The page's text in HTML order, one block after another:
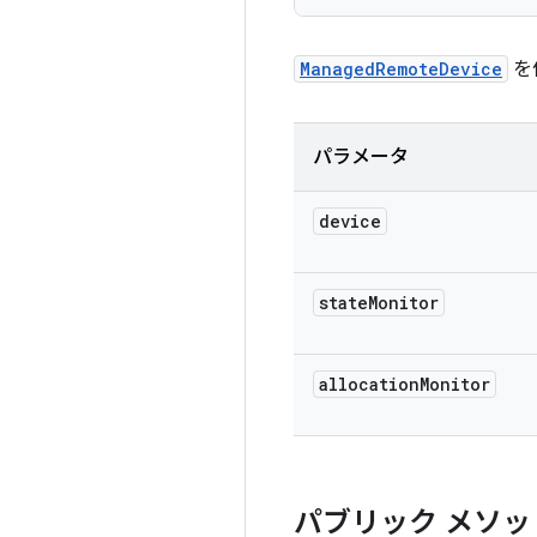
ManagedRemoteDevice を
パラメータ
device
stateMonitor
allocationMonitor
パブリック メソ